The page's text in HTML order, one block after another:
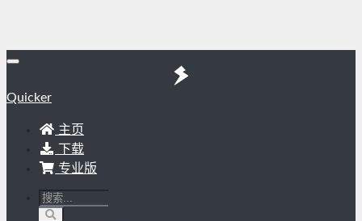
Quicker
主页
下载
专业版